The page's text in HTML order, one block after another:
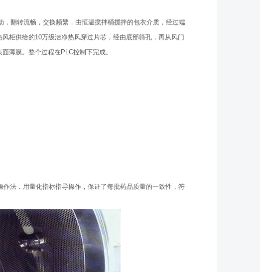
翻转流畅，交换频繁，由恒温搅拌桶搅拌的包衣介质，经过蠕
柜供给的10万级洁净热风穿过片芯，经由底部筛孔，再从风门
薄膜。整个过程在PLC控制下完成。
法．用量化指标指导操作，保证了每批药品质量的一致性，符